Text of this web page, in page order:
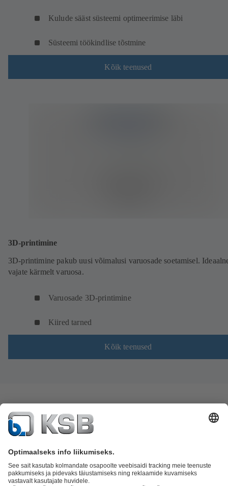
Kulude sääst süsteemi optimeerimise läbi
Süsteemi töökindlise tõstmine
Kõik teenused
3D-printimine
3D-printimine pakub uusi võimalusi varuosade soetamisel.
vajate kärmelt varuosa.
Varuosade 3D-printimine
Kiired tarned
Kõik teenused